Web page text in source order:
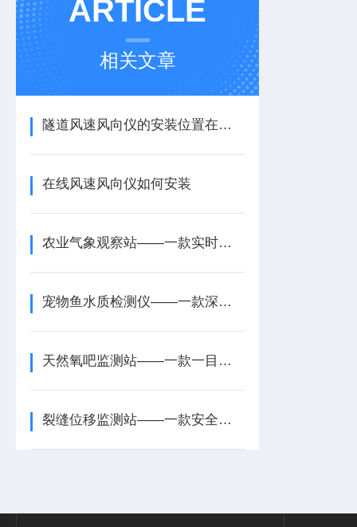
ARTICLE
相关文章
隧道风速风向仪的安装位置在哪里
在线风速风向仪如何安装
农业气象观察站——一款实时捕捉气象的农业气象检测站2026+派+送
宠物鱼水质检测仪——一款深入解读的生活污水水质检测仪2026+派+送
天然氧吧监测站——一款一目了然的高智能一体化负氧离子监测站2026+派+送
裂缝位移监测站——一款安全评估的雨量位移监测站2026+派+送